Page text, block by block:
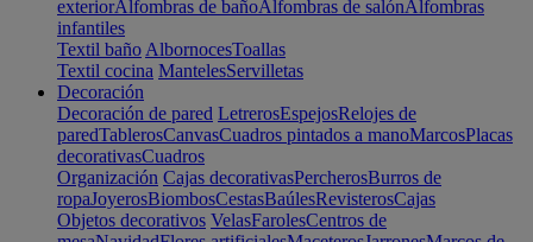
exteriorAlfombras de bañoAlfombras de salónAlfombras
infantiles
Textil baño AlbornocesToallas
Textil cocina MantelesServilletas
Decoración
Decoración de pared LetrerosEspejosRelojes de
paredTablerosCanvasCuadros pintados a manoMarcosPlacas
decorativasCuadros
Organización Cajas decorativasPercherosBurros de
ropaJoyerosBiombosCestasBaúlesRevisterosCajas
Objetos decorativos VelasFarolesCentros de